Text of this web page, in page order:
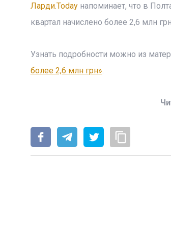
Ларди.Todayнапоминает, что в
квартал начислено более 2,6 млн
Узнать подробности можно из
более 2,6 млн грн».